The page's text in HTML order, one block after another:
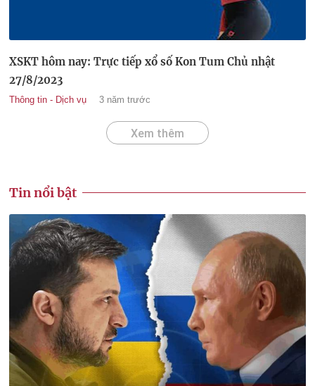
XSKT hôm nay: Trực tiếp xổ số Kon Tum Chủ nhật
27/8/2023
Thông tin - Dịch vụ 3 năm trước
Xem thêm
Tin nổi bật